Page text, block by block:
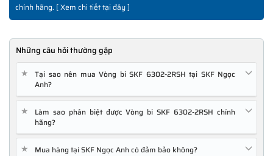
chính hãng. [Xem chi tiết tại đây]
Những câu hỏi thường gặp
★
Tại sao nên mua Vòng bi SKF 6302-2RSH tại SKF Ngọc
Anh?
★
Làm sao phân biệt được Vòng bi SKF 6302-2RSH chính
hãng?
★ Mua hàng tại SKF Ngọc Anh có đảm bảo không?